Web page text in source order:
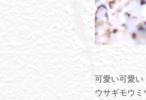
可愛い可愛い
ウサギモウミ